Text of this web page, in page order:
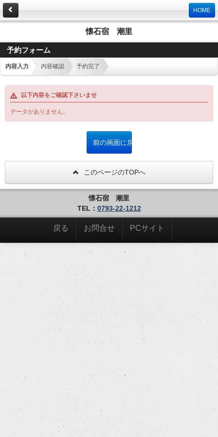
HOME
懐石宿 潮里
予約フォーム
内容入力 内容確認 予約完了
以下内容をご確認下さいませ
データがありません。
このページのTOPへ
懐石宿 潮里
TEL： 0793-22-1212
戻る お問合せ PCサイト